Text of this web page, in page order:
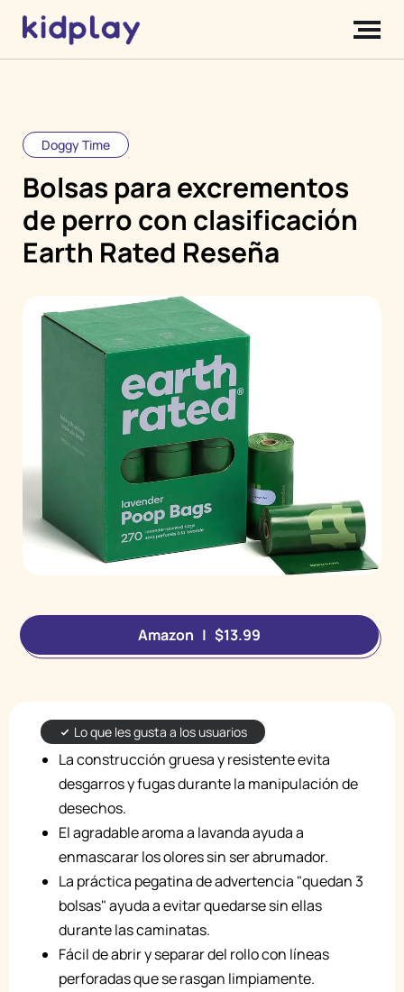
Doggy Time
Bolsas para excrementos
de perro con clasificación
Earth Rated Reseña
Amazon | $13.99
Lo que les gusta a los usuarios
La construcción gruesa y resistente evita
desgarros y fugas durante la manipulación de
desechos.
El agradable aroma a lavanda ayuda a
enmascarar los olores sin ser abrumador.
La práctica pegatina de advertencia "quedan 3
bolsas" ayuda a evitar quedarse sin ellas
durante las caminatas.
Fácil de abrir y separar del rollo con líneas
perforadas que se rasgan limpiamente.